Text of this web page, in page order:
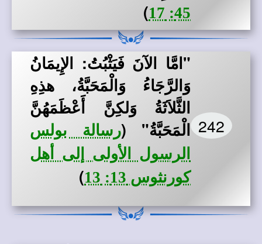
45: 17
)
242
"امَّا الآنَ فَيَثْبُتُ: الإِيمَانُ
وَالرَّجَاءُ وَالْمَحَبَّةُ، هذِهِ
الثَّلاَثَةُ وَلكِنَّ أَعْظَمَهُنَّ
الْمَحَبَّةُ" (رسالة بولس
الرسول الأولى إلى أهل
كورنثوس 13: 13
)